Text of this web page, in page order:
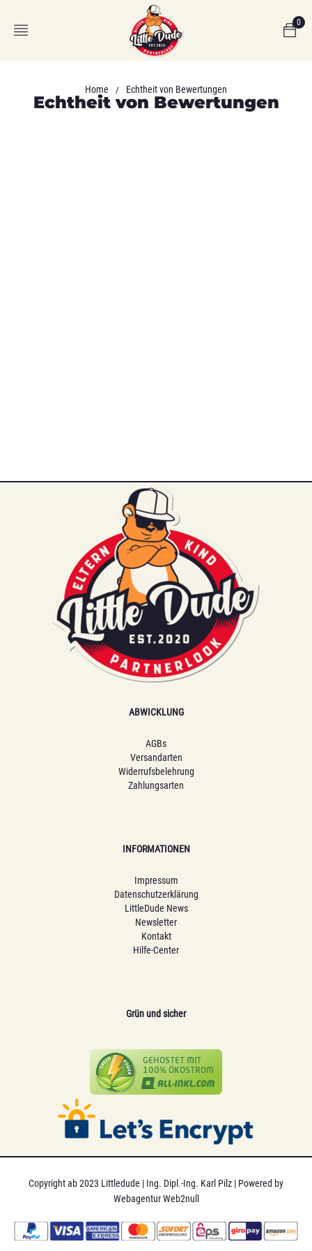
0
Home / Echtheit von Bewertungen
Echtheit von Bewertungen
ABWICKLUNG
AGBs
Versandarten
Widerrufsbelehrung
Zahlungsarten
INFORMATIONEN
Impressum
Datenschutzerklärung
LittleDude News
Newsletter
Kontakt
Hilfe-Center
Grün und sicher
Copyright ab 2023 Littledude | Ing. Dipl.-Ing. Karl Pilz | Powered by
Webagentur Web2null